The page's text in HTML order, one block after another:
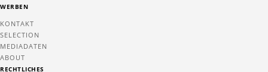
WERBEN
KONTAKT
SELECTION
MEDIADATEN
ABOUT
RECHTLICHES